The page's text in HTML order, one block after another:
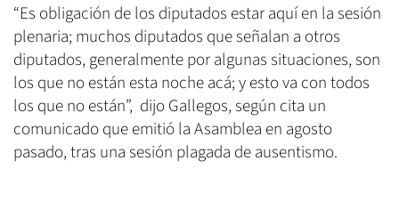
“Es obligación de los diputados estar aquí en la sesión
plenaria; muchos diputados que señalan a otros
diputados, generalmente por algunas situaciones, son
los que no están esta noche acá; y esto va con todos
los que no están”, dijo Gallegos, según cita un
comunicado que emitió la Asamblea en agosto
pasado, tras una sesión plagada de ausentismo.